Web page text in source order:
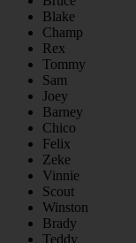
Blake
Champ
Rex
Tommy
Sam
Joey
Barney
Chico
Felix
Zeke
Vinnie
Scout
Winston
Brady
Teddy